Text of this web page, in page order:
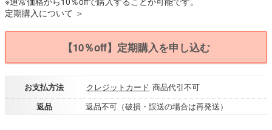
定期購入について ＞
【10％off】定期購入を申し込む
お支払方法 クレジットカード 商品代引不可
返品
返品不可（破損・誤送の場合は再発送）